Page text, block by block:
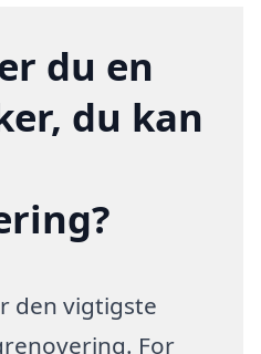
du en
du kan
den vigtigste
For